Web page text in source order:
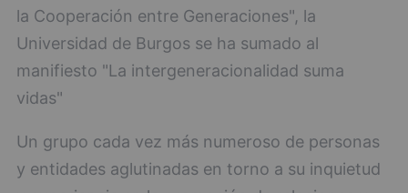
la Cooperación entre Generaciones", la
Universidad de Burgos se ha sumado al
manifiesto "La intergeneracionalidad suma
vidas"
Un grupo cada vez más numeroso de personas
y entidades aglutinadas en torno a su inquietud